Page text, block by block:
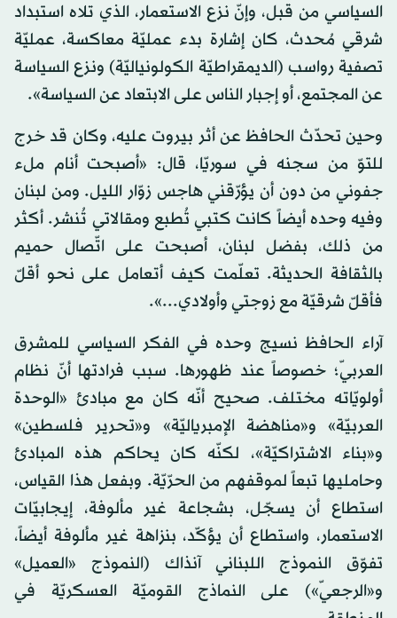
السياسي من قبل، وإنّ نزع الاستعمار، الذي تلاه استبداد
شرقي مُحدث، كان إشارة بدء عمليّة معاكسة، عمليّة
تصفية رواسب (الديمقراطيّة الكولونياليّة) ونزع السياسة
عن المجتمع، أو إجبار الناس على الابتعاد عن السياسة».
وحين تحدّث الحافظ عن أثر بيروت عليه، وكان قد خرج
للتوّ من سجنه في سوريّا، قال: «أصبحت أنام ملء
جفوني من دون أن يؤرّقني هاجس زوّار الليل. ومن لبنان
وفيه وحده أيضاً كانت كتبي تُطبع ومقالاتي تُنشر. أكثر
من ذلك، بفضل لبنان، أصبحت على اتّصال حميم
بالثقافة الحديثة. تعلّمت كيف أتعامل على نحو أقلّ
فأقلّ شرقيّة مع زوجتي وأولادي...».
آراء الحافظ نسيج وحده في الفكر السياسي للمشرق
العربيّ؛ خصوصاً عند ظهورها. سبب فرادتها أنّ نظام
أولويّاته مختلف. صحيح أنّه كان مع مبادئ «الوحدة
العربيّة» و«مناهضة الإمبرياليّة» و«تحرير فلسطين»
و«بناء الاشتراكيّة»، لكنّه كان يحاكم هذه المبادئ
وحامليها تبعاً لموقفهم من الحرّيّة. وبفعل هذا القياس،
استطاع أن يسجّل، بشجاعة غير مألوفة، إيجابيّات
الاستعمار، واستطاع أن يؤكّد، بنزاهة غير مألوفة أيضاً،
تفوّق النموذج اللبناني آنذاك (النموذج «العميل»
و«الرجعيّ») على النماذج القوميّة العسكريّة في